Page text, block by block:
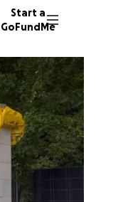
Start a
GoFundMe